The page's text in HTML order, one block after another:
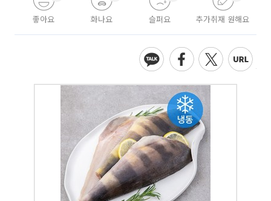
좋아요 화나요 슬퍼요 추가취재 원해요